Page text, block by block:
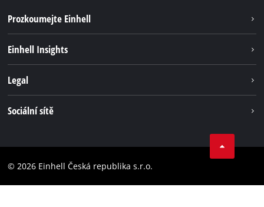
Prozkoumejte Einhell
Systém akumulátorů
Einhell Insights
Legal
Prohlášení o přístupnosti
Sociální sítě
Instagram
© 2026 Einhell Česká republika s.r.o.